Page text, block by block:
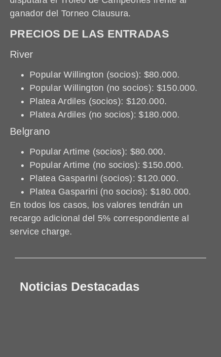
ganador del Torneo Clausura.
PRECIOS DE LAS ENTRADAS
River
Popular Willington (socios): $80.000.
Popular Willington (no socios): $150.000.
Platea Ardiles (socios): $120.000.
Platea Ardiles (no socios): $180.000.
Belgrano
Popular Artime (socios): $80.000.
Popular Artime (no socios): $150.000.
Platea Gasparini (socios): $120.000.
Platea Gasparini (no socios): $180.000.
En todos los casos, los valores tendrán un
recargo adicional del 5% correspondiente al
service charge.
Noticias Destacadas